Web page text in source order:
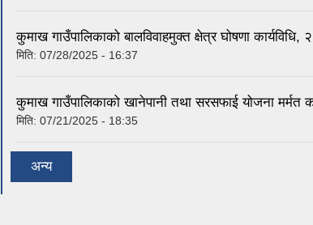
कुमाख गाउँपालिकाको बालविवाहमुक्त क्षेत्र घोषणा कार्यविधि,
मिति: 07/28/2025 - 16:37
कुमाख गाउँपालिकाको खानेपानी तथा सरसफाई योजना मर्मत
मिति: 07/21/2025 - 18:35
अन्य